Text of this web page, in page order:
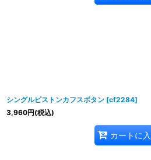
シングルピストンカフスボタン [cf2284]
3,960円(税込)
カートに